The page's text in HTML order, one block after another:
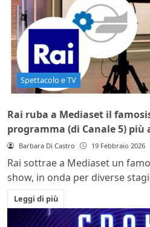
Spettacolo e TV
Rai ruba a Mediaset il
programma (di Canale 5) più
Barbara Di Castro 19 Febbraio 2026
Rai sottrae a Mediaset un
show, in onda per diverse
Leggi di più